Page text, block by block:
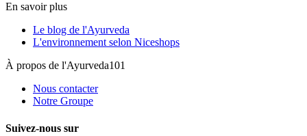
En savoir plus
Le blog de l'Ayurveda
L'environnement selon Niceshops
À propos de l'Ayurveda101
Nous contacter
Notre Groupe
Suivez-nous sur